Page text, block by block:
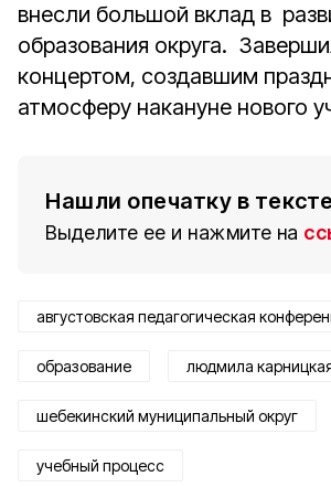
внесли большой вклад в
образования округа.
концертом, создавшим
атмосферу накануне нового
Нашли опечатку в
Выделите ее и нажмите на
августовская педагогическая
образование людмила
шебекинский муниципальный округ
учебный процесс